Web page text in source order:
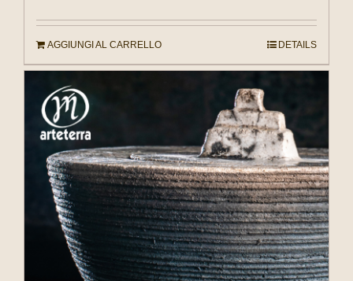
AGGIUNGI AL CARRELLO DETAILS